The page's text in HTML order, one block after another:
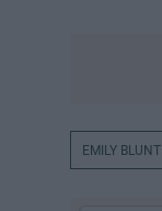
EMILY BLUNT